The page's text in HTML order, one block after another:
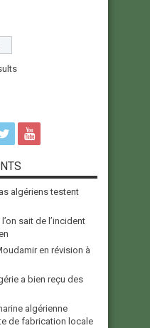
algériens testent
sait de l’incident
en révision à
a bien reçu des
algérienne
de fabrication locale